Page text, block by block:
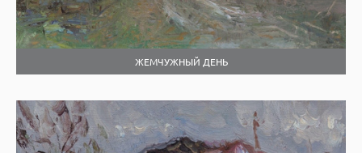
ЖЕМЧУЖНЫЙ ДЕНЬ